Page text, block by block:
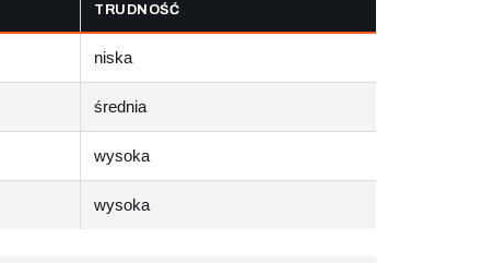
TRUDNOŚĆ
niska
średnia
wysoka
wysoka